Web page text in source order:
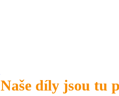
Naše díly jsou tu